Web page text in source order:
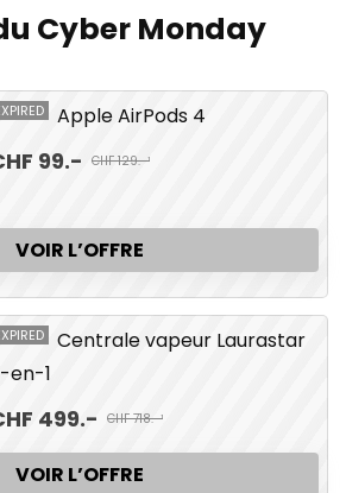
Cyber Monday
Apple AirPods 4
99.- CHF 129.-¹
VOIR L’OFFRE
Centrale vapeur Laurastar
en-1
499.- CHF 718.-¹
VOIR L’OFFRE